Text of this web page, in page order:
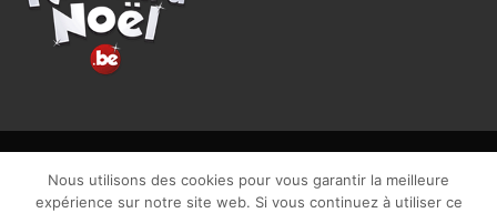
CGU| Vie privée| TVA : BE0840965749 | Site web réalisé par
Nous utilisons des cookies pour vous garantir la meilleure
expérience sur notre site web. Si vous continuez à utiliser ce